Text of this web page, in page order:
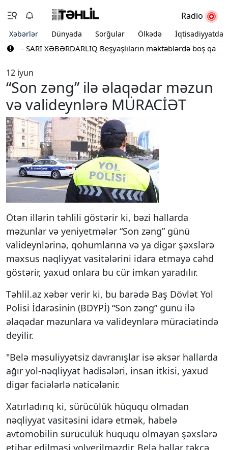
Radio
Xəbərlər Dünyada Sorğular Ölkədə İqtisadiyyatda
- SARI XƏBƏRDARLIQBeşyaşlıların məktəblərdə boş qalan
12 iyun
“Son zəng” ilə əlaqədar məzun
və valideynlərə MÜRACİƏT
Ötən illərin təhlili göstərir ki, bəzi hallarda
məzunlar və yeniyetmələr “Son zəng” günü
valideynlərinə, qohumlarına və ya digər şəxslərə
məxsus nəqliyyat vasitələrini idarə etməyə cəhd
göstərir, yaxud onlara bu cür imkan yaradılır.
Təhlil.az xəbər verir ki, bu barədə Baş Dövlət Yol
Polisi İdarəsinin (BDYPİ) “Son zəng” günü ilə
əlaqədar məzunlara və valideynlərə müraciətində
deyilir.
"Belə məsuliyyətsiz davranışlar isə əksər hallarda
ağır yol-nəqliyyat hadisələri, insan itkisi, yaxud
digər faciələrlə nəticələnir.
Xatırladırıq ki, sürücülük hüququ olmadan
nəqliyyat vasitəsini idarə etmək, habelə
avtomobilin sürücülük hüququ olmayan şəxslərə
etibar edilməsi yolverilməzdir. Belə hallar təkcə